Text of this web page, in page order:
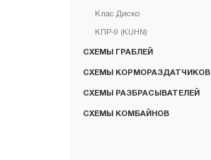
Клас Диско
КПР-9 (KUHN)
СХЕМЫ ГРАБЛЕЙ
СХЕМЫ КОРМОРАЗДАТЧИКОВ
СХЕМЫ РАЗБРАСЫВАТЕЛЕЙ
СХЕМЫ КОМБАЙНОВ